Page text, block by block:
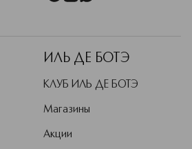
ИЛЬ ДЕ БОТЭ
КЛУБ ИЛЬ ДЕ БОТЭ
Магазины
Акции